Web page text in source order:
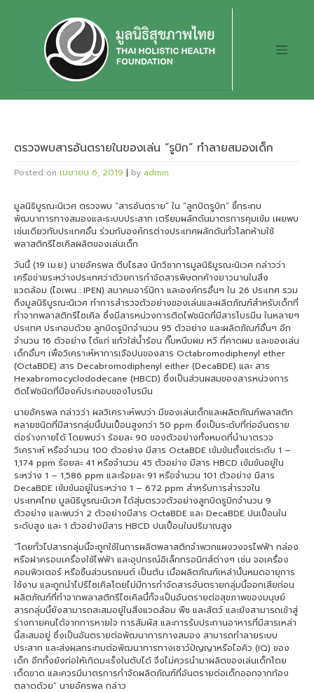
ตรวจพบสารอันตรายในของเล่น “รูบิก” ทำลายสมองเด็ก
Posted on เมษายน 6, 2019 | by admin
มูลนิธิบูรณะนิเวศ ตรวจพบ “สารอันตราย” ใน “ลูกบิดรูบิก” ชี้กระทบ
พัฒนาการทางสมองและระบบประสาท เตรียมผลักดันมาตรการคุมเข้ม เผยพบ
เช่นเดียวกับประเทศอื่น ร่วมกับองค์กรต่างประเทศผลักดันทั่วโลกห้ามใช้
พลาสติกรีไซเคิลผลิตของเล่นเด็ก
วันนี้ (19 เม.ย.) นายอัครพล ตีบไธสง นักวิชาการมูลนิธิบูรณะนิเวศ กล่าวว่า
เครือข่ายระหว่างประเทศว่าด้วยการกำจัดสารพิษตกค้างยาวนานในสิ่ง
แวดล้อม (ไอเพน : IPEN) สมาคมอาร์นิกา และองค์กรอื่นๆ ใน 26 ประเทศ รวม
ถึงมูลนิธิบูรณะนิเวศ ทำการสำรวจตัวอย่างของเล่นและผลิตภัณฑ์สำหรับเด็กที่
ทำจากพลาสติกรีไซเคิล ซึ่งมีสารหน่วงการติดไฟชนิดที่มีสารโบรมีน ในหลายๆ
ประเทศ ประกอบด้วย ลูกบิดรูบิกจำนวน 95 ตัวอย่าง และผลิตภัณฑ์อื่นๆ อีก
จำนวน 16 ตัวอย่าง ได้แก่ แก้วใส่น้ำร้อน กิ๊บหนีบผม หวี ที่คาดผม และของเล่น
เด็กอื่นๆ เพื่อวิเคราะห์หาการเจือปนของสาร Octabromodiphenyl ether
(OctaBDE) สาร Decabromodiphenyl either (DecaBDE) และ สาร
Hexabromocyclododecane (HBCD) ซึ่งเป็นส่วนผสมของสารหน่วงการ
ติดไฟชนิดที่มีองค์ประกอบของโบรมีน
นายอัครพล กล่าวว่า ผลวิเคราะห์พบว่า มีของเล่นเด็กและผลิตภัณฑ์พลาสติก
หลายชนิดที่มีสารกลุ่มนี้ปนเปื้อนสูงกว่า 50 ppm ซึ่งเป็นระดับที่ก่ออันตราย
ต่อร่างกายได้ โดยพบว่า ร้อยละ 90 ของตัวอย่างทั้งหมดที่นำมาตรวจ
วิเคราะห์ หรือจำนวน 100 ตัวอย่าง มีสาร OctaBDE เข้มข้นตั้งแต่ระดับ 1 –
1,174 ppm ร้อยละ 41 หรือจำนวน 45 ตัวอย่าง มีสาร HBCD เข้มข้นอยู่ใน
ระหว่าง 1 – 1,586 ppm และร้อยละ 91 หรือจำนวน 101 ตัวอย่าง มีสาร
DecaBDE เข้มข้นอยู่ในระหว่าง 1 – 672 ppm สำหรับการสำรวจใน
ประเทศไทย มูลนิธิบูรณะนิเวศ ได้สุ่มตรวจตัวอย่างลูกบิดรูบิกจำนวน 9
ตัวอย่าง และพบว่า 2 ตัวอย่างมีสาร OctaBDE และ DecaBDE ปนเปื้อนใน
ระดับสูง และ 1 ตัวอย่างมีสาร HBCD ปนเปื้อนในปริมาณสูง
“โดยทั่วไปสารกลุ่มนี้จะถูกใช้ในการผลิตพลาสติกจำพวกแผงวงจรไฟฟ้า กล่อง
หรือฝาครอบเครื่องใช้ไฟฟ้า และอุปกรณ์อิเล็กทรอนิกส์ต่างๆ เช่น จอเครื่อง
คอมพิวเตอร์ หรือชิ้นส่วนรถยนต์ เป็นต้น เมื่อผลิตภัณฑ์เหล่านั้นหมดอายุการ
ใช้งาน และถูกนำไปรีไซเคิลโดยไม่มีการกำจัดสารอันตรายกลุ่มนี้ออกเสียก่อน
ผลิตภัณฑ์ที่ทำจากพลาสติกรีไซเคิลนี้ก็จะเป็นอันตรายต่อสุขภาพของมนุษย์
สารกลุ่มนี้ยังสามารถสะสมอยู่ในสิ่งแวดล้อม พืช และสัตว์ และยังสามารถเข้าสู่
ร่างกายคนได้จากการหายใจ การสัมผัส และการรับประทานอาหารที่มีสารเหล่า
นี้สะสมอยู่ ซึ่งเป็นอันตรายต่อพัฒนาการทางสมอง สามารถทำลายระบบ
ประสาท และส่งผลกระทบต่อพัฒนาการทางเชาว์ปัญญาหรือไอคิว (IQ) ของ
เด็ก อีกทั้งยังก่อให้เกิดมะเร็งในตับได้ จึงไม่ควรนำมาผลิตของเล่นเด็กโดย
เด็ดขาด และควรมีมาตรการกำจัดผลิตภัณฑ์ที่อันตรายต่อเด็กออกจากท้อง
ตลาดด้วย” นายอัครพล กล่าว